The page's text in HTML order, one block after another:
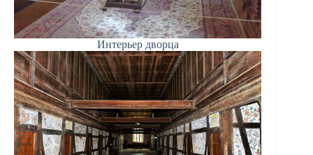
Интерьер дворца